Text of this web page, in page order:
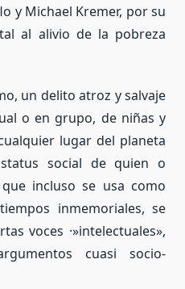
y Michael Kremer, por su
al alivio de la pobreza
un delito atroz y salvaje
o en grupo, de niñas y
lugar del planeta
social de quien o
incluso se usa como
inmemoriales, se
voces ·»intelectuales»,
cuasi socio-